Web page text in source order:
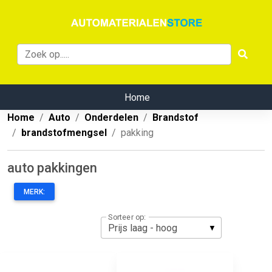
Home
Home
Auto Onderdelen
Brandstof
brandstofmengsel
pakking
auto pakkingen
MERK:
Sorteer op: